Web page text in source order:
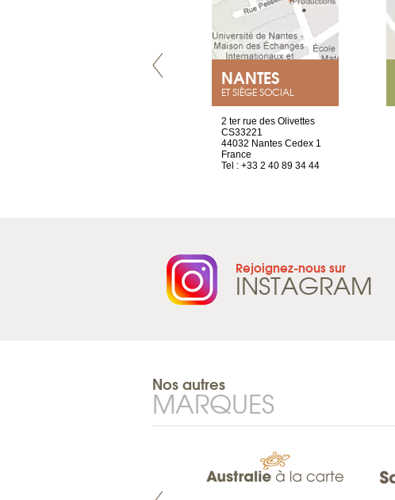
NANTES
ET SIÈGE SOCIAL
2 ter rue des Olivettes
CS33221
44032 Nantes Cedex 1
France
Tel : +33 2 40 89 34 44
Rejoignez-nous sur
INSTAGRAM
Nos autres
MARQUES